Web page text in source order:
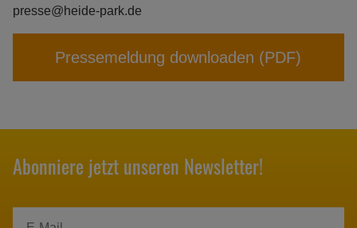
presse@heide-park.de
Pressemeldung downloaden (PDF)
Abonniere jetzt unseren Newsletter!